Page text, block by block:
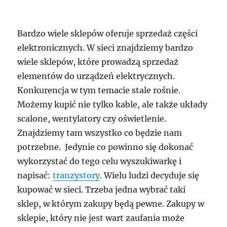
Bardzo wiele sklepów oferuje sprzedaż części
elektronicznych. W sieci znajdziemy bardzo
wiele sklepów, które prowadzą sprzedaż
elementów do urządzeń elektrycznych.
Konkurencja w tym temacie stale rośnie.
Możemy kupić nie tylko kable, ale także układy
scalone, wentylatory czy oświetlenie.
Znajdziemy tam wszystko co będzie nam
potrzebne. Jedynie co powinno się dokonać
wykorzystać do tego celu wyszukiwarkę i
napisać:tranzystory. Wielu ludzi decyduje się
kupować w sieci. Trzeba jedna wybrać taki
sklep, w którym zakupy będą pewne. Zakupy w
sklepie, który nie jest wart zaufania może